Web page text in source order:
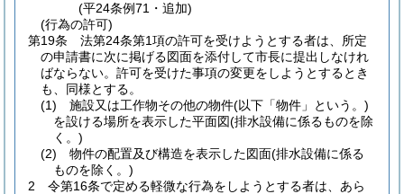
(平24条例71・追加)
(行為の許可)
第19条
法第24条第1項の許可を受けようとする者は、所定
の申請書に次に掲げる図面を添付して市長に提出しなけれ
ばならない。 許可を受けた事項の変更をしようとするとき
も、同様とする。
(1)
施設又は工作物その他の物件(以下「物件」という。)
を設ける場所を表示した平面図(排水設備に係るものを除
く。)
(2)
物件の配置及び構造を表示した図面(排水設備に係る
ものを除く。)
2
令第16条で定める軽微な行為をしようとする者は、あら